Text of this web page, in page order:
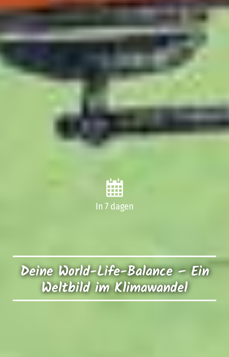
In 7 dagen
Deine World-Life-Balance – Ein
Weltbild im Klimawandel